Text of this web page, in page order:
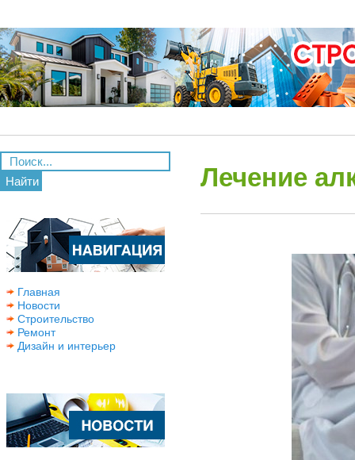
Найти
Главная
Новости
Строительство
Ремонт
Дизайн и интерьер
Лечение